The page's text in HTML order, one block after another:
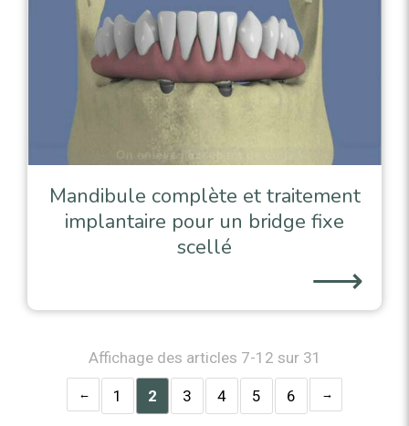
Mandibule complète et traitement
implantaire pour un bridge fixe
scellé
⟶
Affichage des articles 7-12 sur 31
1 2 3 4 5 6